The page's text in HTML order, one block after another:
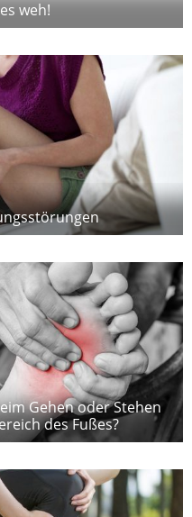
weh!
Gehen oder Stehen
des Fußes?